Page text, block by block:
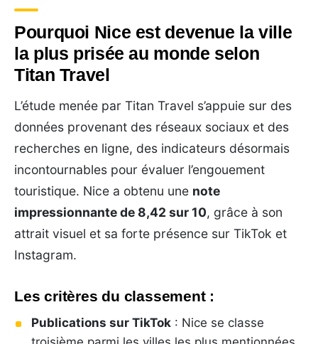
Pourquoi Nice est devenue la ville
la plus prisée au monde selon
Titan Travel
L’étude menée par Titan Travel s’appuie sur des
données provenant des réseaux sociaux et des
recherches en ligne, des indicateurs désormais
incontournables pour évaluer l’engouement
touristique. Nice a obtenu une note
impressionnante de 8,42 sur 10, grâce à son
attrait visuel et sa forte présence sur TikTok et
Instagram.
Les critères du classement :
Publications sur TikTok : Nice se classe